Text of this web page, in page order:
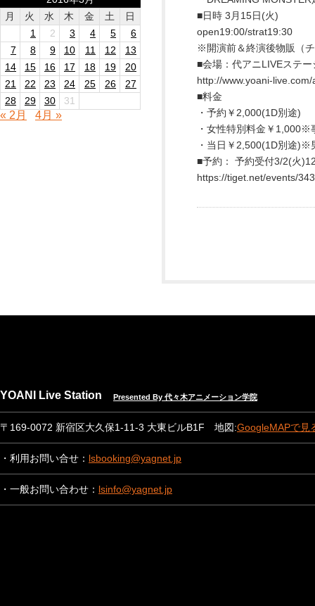
月
火 水 木 金 土
日
1
2 3 4 5
6
7
8 9 10 11 12
13
14
15 16 17 18 19
20
21
22 23 24 25 26
27
28
29 30 31
« 2月 4月 »
■日時 3月15日(火)
open19:00/strat19:30
※開演前＆終演後物販（
■会場：代アニLIVEステー
http://www.yoani-live.com/
■料金
・予約￥2,000(1D別途)
・女性特別料金￥1,000※
・当日￥2,500(1D別途)※
■予約： 予約受付3/2(火
https://tiget.net/events/
YOANI Live Station Presented By 代々木アニメーション学院
〒169-0072 新宿区大久保1-11-3 大東ビルB1F 地図:GoogleMAPで見
・利用お問い合せ： lsbooking@yagnet.jp
・一般お問い合わせ： lsinfo@yagnet.jp